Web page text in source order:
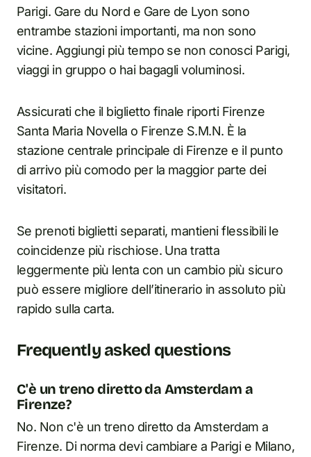
Parigi. Gare du Nord e Gare de Lyon sono
entrambe stazioni importanti, ma non sono
vicine. Aggiungi più tempo se non conosci Parigi,
viaggi in gruppo o hai bagagli voluminosi.
Assicurati che il biglietto finale riporti Firenze
Santa Maria Novella o Firenze S.M.N. È la
stazione centrale principale di Firenze e il punto
di arrivo più comodo per la maggior parte dei
visitatori.
Se prenoti biglietti separati, mantieni flessibili le
coincidenze più rischiose. Una tratta
leggermente più lenta con un cambio più sicuro
può essere migliore dell’itinerario in assoluto più
rapido sulla carta.
Frequently asked questions
C'è un treno diretto da Amsterdam a
Firenze?
No. Non c'è un treno diretto da Amsterdam a
Firenze. Di norma devi cambiare a Parigi e Milano,